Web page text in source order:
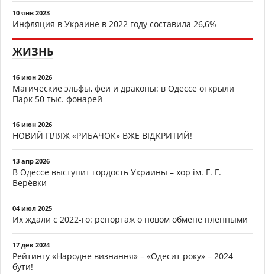
10 янв 2023
Инфляция в Украине в 2022 году составила 26,6%
ЖИЗНЬ
16 июн 2026
Магические эльфы, феи и драконы: в Одессе открыли
Парк 50 тыс. фонарей
16 июн 2026
НОВИЙ ПЛЯЖ «РИБАЧОК» ВЖЕ ВІДКРИТИЙ!
13 апр 2026
В Одессе выступит гордость Украины – хор ім. Г. Г.
Верёвки
04 июл 2025
Их ждали с 2022-го: репортаж о новом обмене пленными
17 дек 2024
Рейтингу «Народне визнання» – «Одесит року» – 2024
бути!